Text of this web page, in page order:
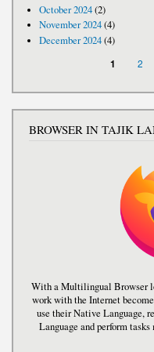
October 2024(2)
November 2024(4)
December 2024(4)
1 2
BROWSER IN TAJIK
With a Multilingual Browser
work with the Internet
use their Native Language,
Language and perform